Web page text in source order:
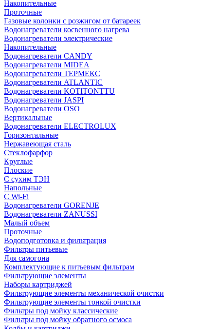
Накопительные
Проточные
Газовые колонки с розжигом от батареек
Водонагреватели косвенного нагрева
Водонагреватели электрические
Накопительные
Водонагреватели CANDY
Водонагреватели MIDEA
Водонагреватели ТЕРМЕКС
Водонагреватели ATLANTIC
Водонагреватели KOTITONTTU
Водонагреватели JASPI
Водонагреватели OSO
Вертикальные
Водонагреватели ELECTROLUX
Горизонтальные
Нержавеющая сталь
Стеклофарфор
Круглые
Плоские
С сухим ТЭН
Напольные
С Wi-Fi
Водонагреватели GORENJE
Водонагреватели ZANUSSI
Малый объем
Проточные
Водоподготовка и фильтрация
Фильтры питьевые
Для самогона
Комплектующие к питьевым фильтрам
Фильтрующие элементы
Наборы картриджей
Фильтрующие элементы механической очистки
Фильтрующие элементы тонкой очистки
Фильтры под мойку классические
Фильтры под мойку обратного осмоса